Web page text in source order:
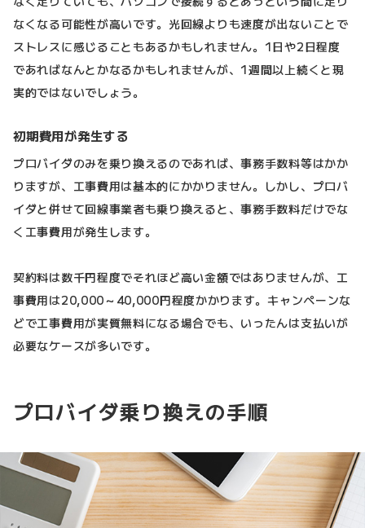
なくなる可能性が高いです。光回線よりも速度が出ないことで
ストレスに感じることもあるかもしれません。1日や2日程度
であればなんとかなるかもしれませんが、1週間以上続くと現
実的ではないでしょう。
初期費用が発生する
プロバイダのみを乗り換えるのであれば、事務手数料等はかか
りますが、工事費用は基本的にかかりません。しかし、プロバ
イダと併せて回線事業者も乗り換えると、事務手数料だけでな
く工事費用が発生します。
契約料は数千円程度でそれほど高い金額ではありませんが、工
事費用は20,000～40,000円程度かかります。キャンペーンな
どで工事費用が実質無料になる場合でも、いったんは支払いが
必要なケースが多いです。
プロバイダ乗り換えの手順